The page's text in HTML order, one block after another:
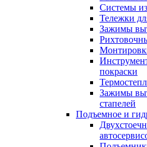
Системы
Тележки
Зажимы
покраски
Зажимы
стапелей
Подъемное и